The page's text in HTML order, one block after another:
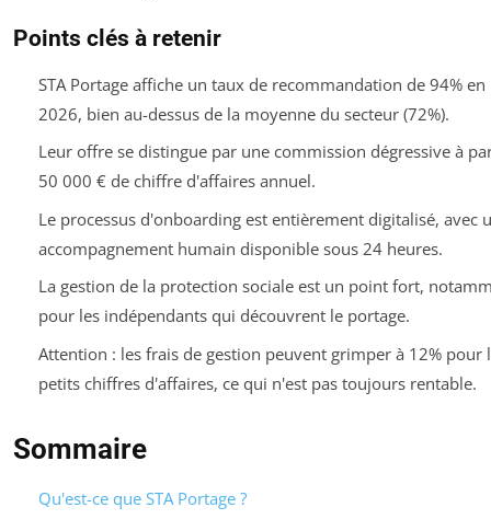
Points clés à retenir
STA Portage affiche un taux de recommandation de 94% en
2026, bien au-dessus de la moyenne du secteur (72%).
Leur offre se distingue par une commission dégressive à
50 000 € de chiffre d'affaires annuel.
Le processus d'onboarding est entièrement digitalisé, avec
accompagnement humain disponible sous 24 heures.
La gestion de la protection sociale est un point fort,
pour les indépendants qui découvrent le portage.
Attention : les frais de gestion peuvent grimper à 12% pour
petits chiffres d'affaires, ce qui n'est pas toujours rentable.
Sommaire
Qu'est-ce que STA Portage ?